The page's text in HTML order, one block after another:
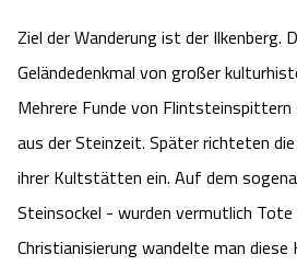
Unterkünfte
Ausflugsziele
Ziel der Wanderung ist der Ilkenberg.
Geländedenkmal von großer
Mehrere Funde von
aus der Steinzeit. Später richteten die
ihrer Kultstätten ein. Auf dem
Steinsockel - wurden vermutlich Tote
Christianisierung wandelte man